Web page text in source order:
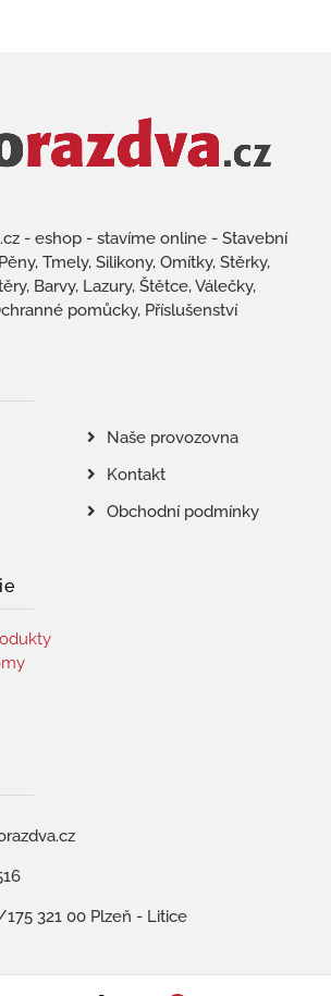
- eshop - stavíme online - Stavební
Tmely, Silikony, Omítky, Stěrky,
Barvy, Lazury, Štětce, Válečky,
pomůcky, Příslušenství
Naše provozovna
Kontakt
Obchodní podmínky
321 00 Plzeň - Litice